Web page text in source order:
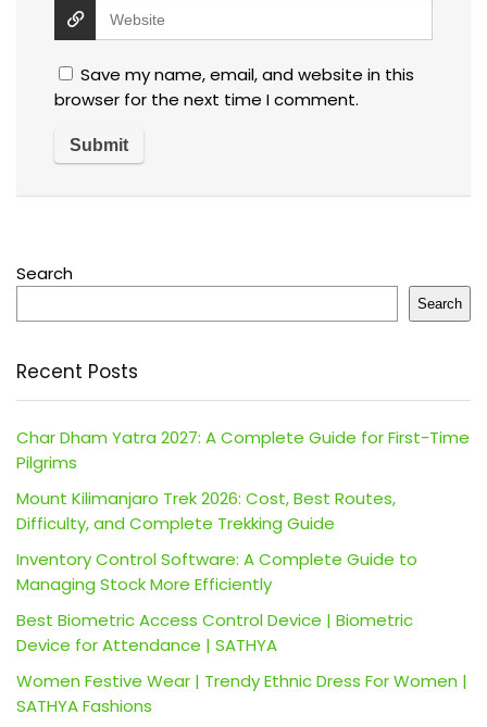
Save my name, email, and website in this
browser for the next time I comment.
Search
Search
Recent Posts
Char Dham Yatra 2027: A Complete Guide for First-Time
Pilgrims
Mount Kilimanjaro Trek 2026: Cost, Best Routes,
Difficulty, and Complete Trekking Guide
Inventory Control Software: A Complete Guide to
Managing Stock More Efficiently
Best Biometric Access Control Device | Biometric
Device for Attendance | SATHYA
Women Festive Wear | Trendy Ethnic Dress For Women |
SATHYA Fashions